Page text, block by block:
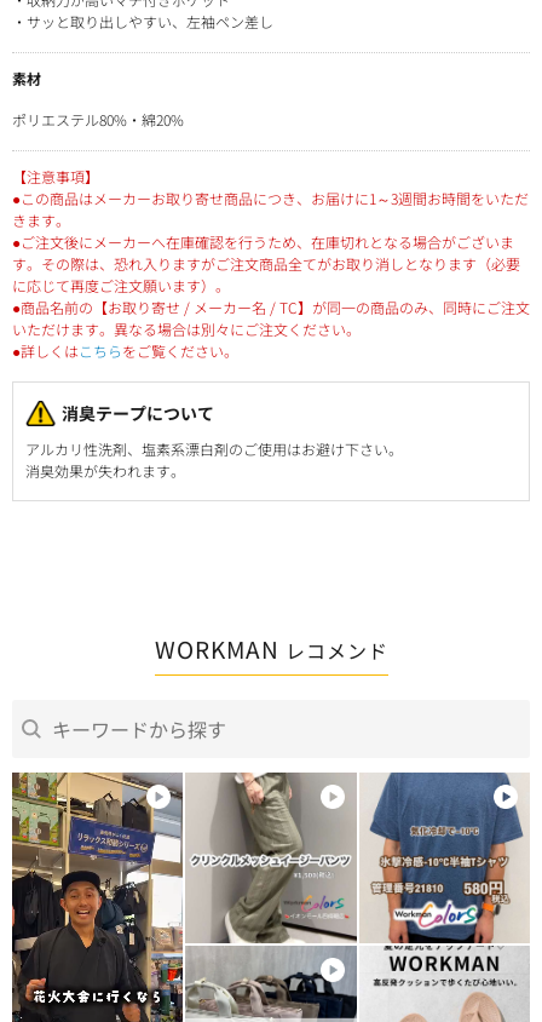
・サッと取り出しやすい、左袖ペン差し
素材
ポリエステル80%・綿20%
【注意事項】
●この商品はメーカーお取り寄せ商品につき、お届けに1～3週間お時間をいただ
きます。
●ご注文後にメーカーへ在庫確認を行うため、在庫切れとなる場合がございま
す。その際は、恐れ入りますがご注文商品全てがお取り消しとなります（必要
に応じて再度ご注文願います）。
●商品名前の【お取り寄せ / メーカー名 / TC】が同一の商品のみ、同時にご注文
いただけます。異なる場合は別々にご注文ください。
●詳しくはこちらをご覧ください。
消臭テープについて
アルカリ性洗剤、塩素系漂白剤のご使用はお避け下さい。
消臭効果が失われます。
WORKMAN レコメンド